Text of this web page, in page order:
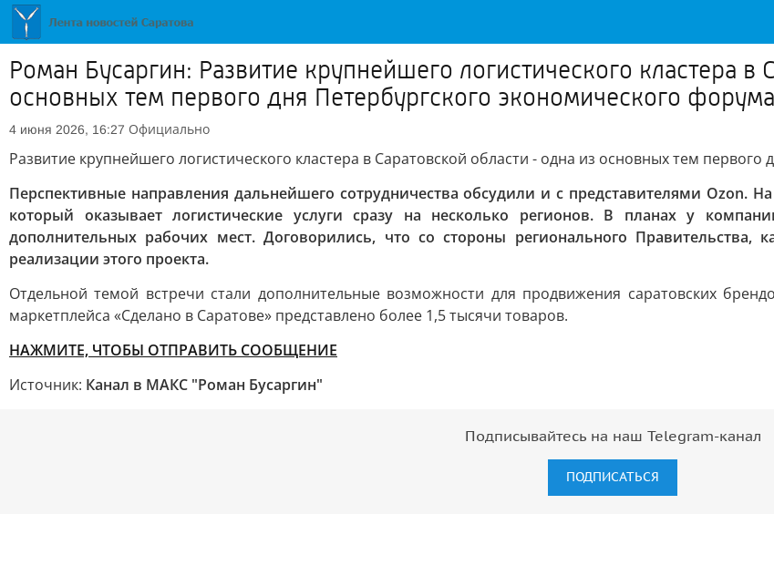
Роман Бусаргин: Развитие крупнейшего логистического кластера в
основных тем первого дня Петербургского экономического форума
4 июня 2026, 16:27 Официально
Развитие крупнейшего логистического кластера в Саратовской области - одна из основных тем
Перспективные направления дальнейшего сотрудничества обсудили и с представителями Ozon.
который оказывает логистические услуги сразу на несколько регионов. В планах у
дополнительных рабочих мест. Договорились, что со стороны регионального
реализации этого проекта.
Отдельной темой встречи стали дополнительные возможности для продвижения саратовских
маркетплейса «Сделано в Саратове» представлено более 1,5 тысячи товаров.
НАЖМИТЕ, ЧТОБЫ ОТПРАВИТЬ СООБЩЕНИЕ
Источник: Канал в МАКС "Роман Бусаргин"
Подписывайтесь на наш Telegram-канал
ПОДПИСАТЬСЯ